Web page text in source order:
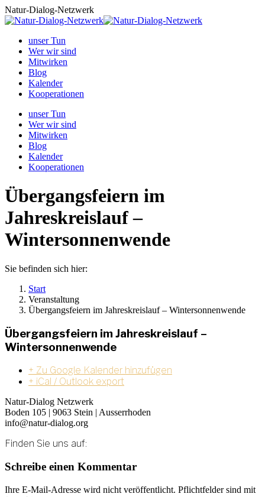
Zum
Inhalt
Natur-Dialog-Netzwerk
unser Tun
Wer wir sind
Mitwirken
Blog
Kalender
Kooperationen
unser Tun
Wer wir sind
Mitwirken
Blog
Kalender
Kooperationen
Übergangsfeiern im
Jahreskreislauf –
Wintersonnenwende
Sie befinden sich hier:
Start
Veranstaltung
Übergangsfeiern im Jahreskreislauf – Wintersonnenwende
Übergangsfeiern im Jahreskreislauf –
Wintersonnenwende
+ Zu Google Kalender hinzufügen
+ iCal / Outlook export
Natur-Dialog Netzwerk
Boden 105 | 9063 Stein | Ausserrhoden
info@natur-dialog.org
Finden Sie uns auf:
Linkedin
page
opens
E-
Mail
page
Schreibe einen Kommentar
Ihre E-Mail-Adresse wird nicht veröffentlicht. Pflichtfelder sind mit